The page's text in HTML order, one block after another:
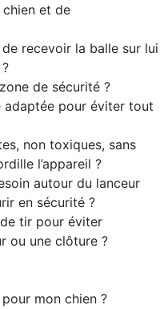
et de
recevoir la balle sur lui
de sécurité ?
adaptée pour éviter tout
non toxiques, sans
l’appareil ?
autour du lanceur
en sécurité ?
tir pour éviter
ou une clôture ?
mon chien ?